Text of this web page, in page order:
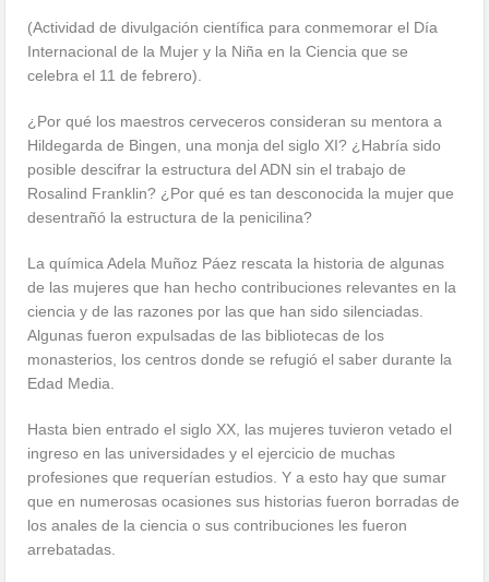
(Actividad de divulgación científica para conmemorar el Día
Internacional de la Mujer y la Niña en la Ciencia que se
celebra el 11 de febrero).
¿Por qué los maestros cerveceros consideran su mentora a
Hildegarda de Bingen, una monja del siglo XI? ¿Habría sido
posible descifrar la estructura del ADN sin el trabajo de
Rosalind Franklin? ¿Por qué es tan desconocida la mujer que
desentrañó la estructura de la penicilina?
La química Adela Muñoz Páez rescata la historia de algunas
de las mujeres que han hecho contribuciones relevantes en la
ciencia y de las razones por las que han sido silenciadas.
Algunas fueron expulsadas de las bibliotecas de los
monasterios, los centros donde se refugió el saber durante la
Edad Media.
Hasta bien entrado el siglo XX, las mujeres tuvieron vetado el
ingreso en las universidades y el ejercicio de muchas
profesiones que requerían estudios. Y a esto hay que sumar
que en numerosas ocasiones sus historias fueron borradas de
los anales de la ciencia o sus contribuciones les fueron
arrebatadas.